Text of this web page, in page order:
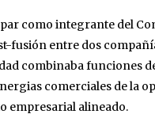
como integrante del
fusión entre dos
combinaba funciones
comerciales de la
empresarial alineado.